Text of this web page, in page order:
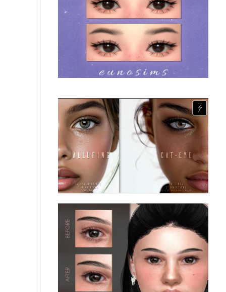
Линзы и тени для глаз "Aqua eyes" для Симс 4
Slephora - The Look That Stares Back Alluring + Cat
Eye Enhancement